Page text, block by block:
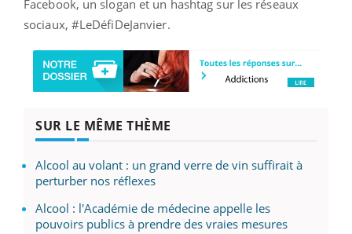
Facebook, un slogan et un hashtag sur les réseaux
sociaux, #LeDéfiDeJanvier.
SUR LE MÊME THÈME
Alcool au volant : un grand verre de vin suffirait à
perturber nos réflexes
Alcool : l'Académie de médecine appelle les
pouvoirs publics à prendre des vraies mesures